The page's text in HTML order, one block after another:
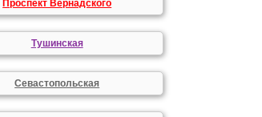
Проспект Вернадского
Тушинская
Севастопольская